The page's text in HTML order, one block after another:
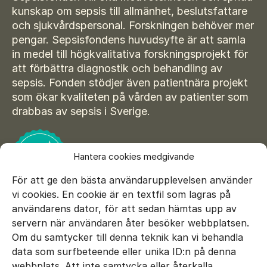
Hantera cookies medgivande
För att ge den bästa användarupplevelsen använder
vi cookies. En cookie är en textfil som lagras på
användarens dator, för att sedan hämtas upp av
servern när användaren åter besöker webbplatsen.
Om du samtycker till denna teknik kan vi behandla
data som surfbeteende eller unika ID:n på denna
För amputerade
Ansök om bidrag
Sepsisforum
Axel Lyons minnesstipendium
Vår Integritetspolicy
Våra partners
Vid begravning
Beställ material
Norsk
Íslenska
Dansk
kunskap om sepsis till allmänhet, beslutsfattare
och sjukvårdspersonal. Forskningen behöver mer
pengar. Sepsisfondens huvudsyfte är att samla
in medel till högkvalitativa forskningsprojekt för
att förbättra diagnostik och behandling av
sepsis. Fonden stödjer även patientnära projekt
som ökar kvaliteten på vården av patienter som
drabbas av sepsis i Sverige.
E-mail: info@sepsisfonden.se